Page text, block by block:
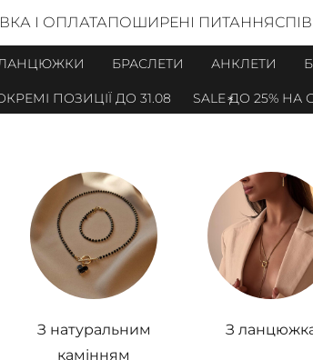
І ОПЛАТАПОШИРЕНІ ПИТАННЯ
БРАСЛЕТИ АНКЛЕТИ
ПОЗИЦІЇ ДО 31.08 SALE ДО 25% НА
З натуральним
камінням
З